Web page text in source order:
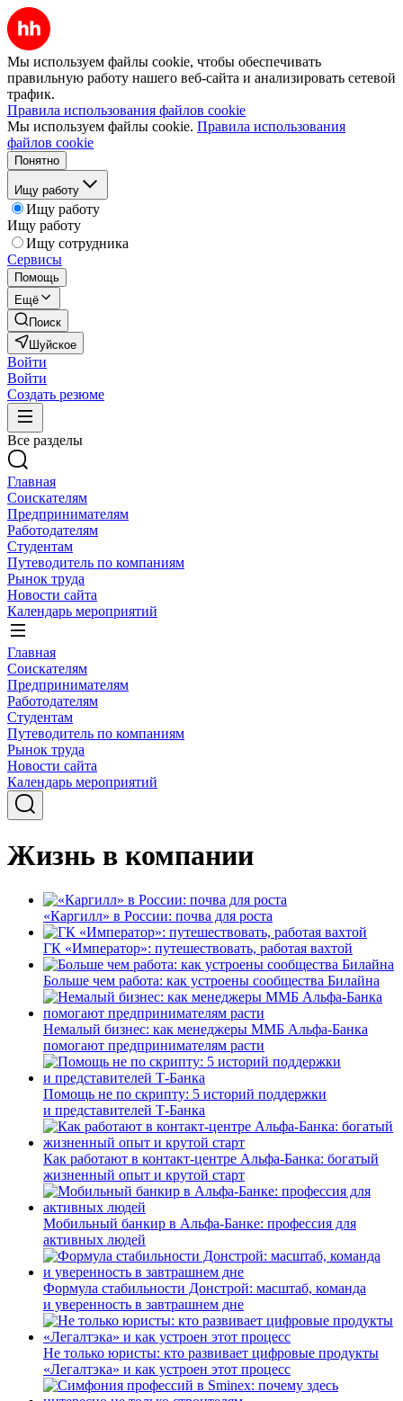
Мы используем файлы cookie, чтобы обеспечивать
правильную работу нашего веб-сайта и анализировать сетевой
трафик.
Правила использования файлов cookie
Мы используем файлы cookie. Правила использования
файлов cookie
Понятно
Ищу работу
Ищу работу
Ищу работу
Ищу сотрудника
Сервисы
Помощь
Ещё
Поиск
Шуйское
Войти
Войти
Создать резюме
Все разделы
Главная
Соискателям
Предпринимателям
Работодателям
Студентам
Путеводитель по компаниям
Рынок труда
Новости сайта
Календарь мероприятий
Главная
Соискателям
Предпринимателям
Работодателям
Студентам
Путеводитель по компаниям
Рынок труда
Новости сайта
Календарь мероприятий
Жизнь в компании
«Каргилл» в России: почва для роста
ГК «Император»: путешествовать, работая вахтой
Больше чем работа: как устроены сообщества Билайна
Немалый бизнес: как менеджеры ММБ Альфа-Банка
помогают предпринимателям расти
Помощь не по скрипту: 5 историй поддержки
и представителей Т-Банка
Как работают в контакт-центре Альфа-Банка: богатый
жизненный опыт и крутой старт
Мобильный банкир в Альфа-Банке: профессия для
активных людей
Формула стабильности Донстрой: масштаб, команда
и уверенность в завтрашнем дне
Не только юристы: кто развивает цифровые продукты
«Легалтэка» и как устроен этот процесс